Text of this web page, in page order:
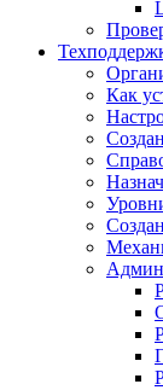
Как